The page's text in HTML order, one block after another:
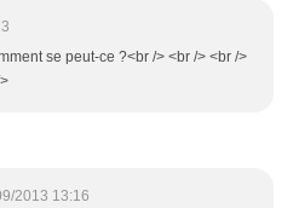
se peut-ce ?<br /> <br /> <br />
2013 13:16